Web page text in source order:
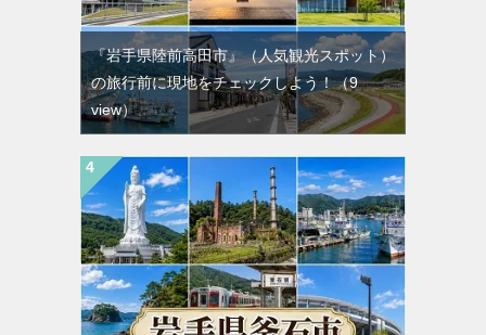
『岩手県陸前高田市』（人気観光スポット）
の旅行前に現地をチェックしよう！（9
view）